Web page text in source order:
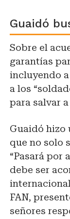
Guaidó
Sobre el
garantías
incluyendo
a los
para salvar a
Guaidó hizo
que no solo
“Pasará por
debe ser
FAN,
señores